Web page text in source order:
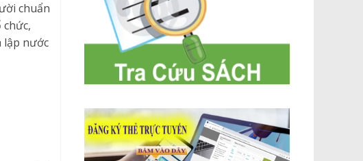
chuẩn
lập nước